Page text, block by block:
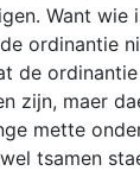
Want wie
ordinantie
de
zijn, maer
mette
tsamen